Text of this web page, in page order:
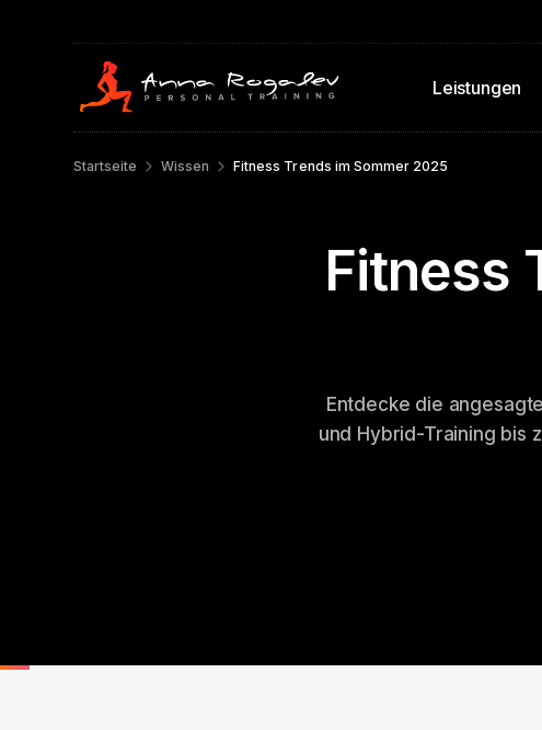
Leistungen
Startseite Wissen Fitness Trends im Sommer 2025
Fitness
Entdecke die
und Hybrid-Training bis